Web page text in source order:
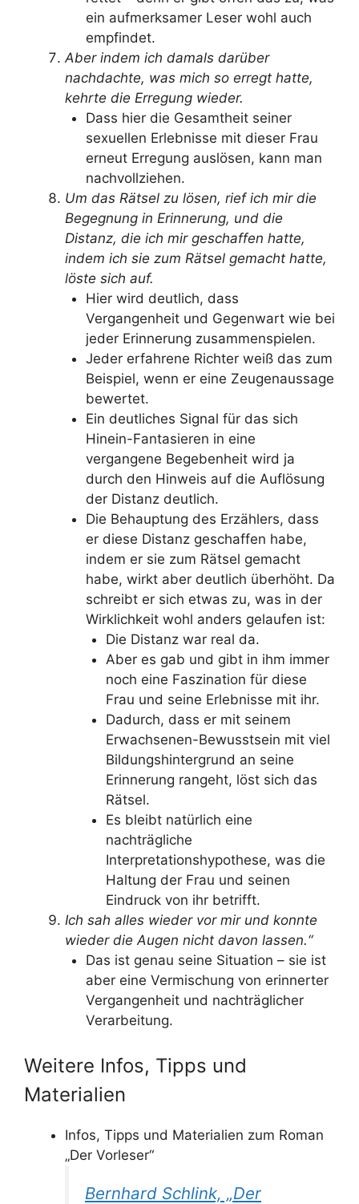
ein aufmerksamer Leser wohl auch
empfindet.
Aber indem ich damals darüber
nachdachte, was mich so erregt hatte,
kehrte die Erregung wieder.
Dass hier die Gesamtheit seiner
sexuellen Erlebnisse mit dieser Frau
erneut Erregung auslösen, kann man
nachvollziehen.
Um das Rätsel zu lösen, rief ich mir die
Begegnung in Erinnerung, und die
Distanz, die ich mir geschaffen hatte,
indem ich sie zum Rätsel gemacht hatte,
löste sich auf.
Hier wird deutlich, dass
Vergangenheit und Gegenwart wie bei
jeder Erinnerung zusammenspielen.
Jeder erfahrene Richter weiß das zum
Beispiel, wenn er eine Zeugenaussage
bewertet.
Ein deutliches Signal für das sich
Hinein-Fantasieren in eine
vergangene Begebenheit wird ja
durch den Hinweis auf die Auflösung
der Distanz deutlich.
Die Behauptung des Erzählers, dass
er diese Distanz geschaffen habe,
indem er sie zum Rätsel gemacht
habe, wirkt aber deutlich überhöht. Da
schreibt er sich etwas zu, was in der
Wirklichkeit wohl anders gelaufen ist:
Die Distanz war real da.
Aber es gab und gibt in ihm immer
noch eine Faszination für diese
Frau und seine Erlebnisse mit ihr.
Dadurch, dass er mit seinem
Erwachsenen-Bewusstsein mit viel
Bildungshintergrund an seine
Erinnerung rangeht, löst sich das
Rätsel.
Es bleibt natürlich eine
nachträgliche
Interpretationshypothese, was die
Haltung der Frau und seinen
Eindruck von ihr betrifft.
Ich sah alles wieder vor mir und konnte
wieder die Augen nicht davon lassen.“
Das ist genau seine Situation – sie ist
aber eine Vermischung von erinnerter
Vergangenheit und nachträglicher
Verarbeitung.
Weitere Infos, Tipps und
Materialien
Infos, Tipps und Materialien zum Roman
„Der Vorleser“
Bernhard Schlink, „Der